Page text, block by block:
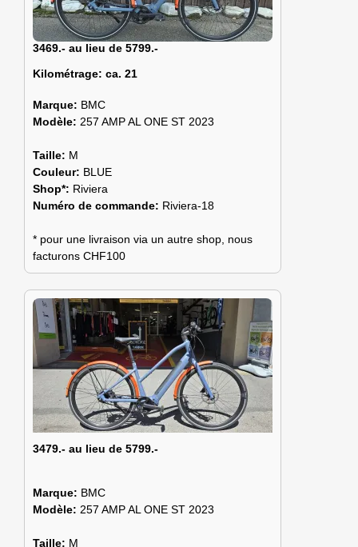
3469.- au lieu de 5799.-
Kilométrage: ca. 21
Marque: BMC
Modèle: 257 AMP AL ONE ST 2023
Taille: M
Couleur: BLUE
Shop*: Riviera
Numéro de commande: Riviera-18
* pour une livraison via un autre shop, nous
facturons CHF100
3479.- au lieu de 5799.-
Marque: BMC
Modèle: 257 AMP AL ONE ST 2023
Taille: M